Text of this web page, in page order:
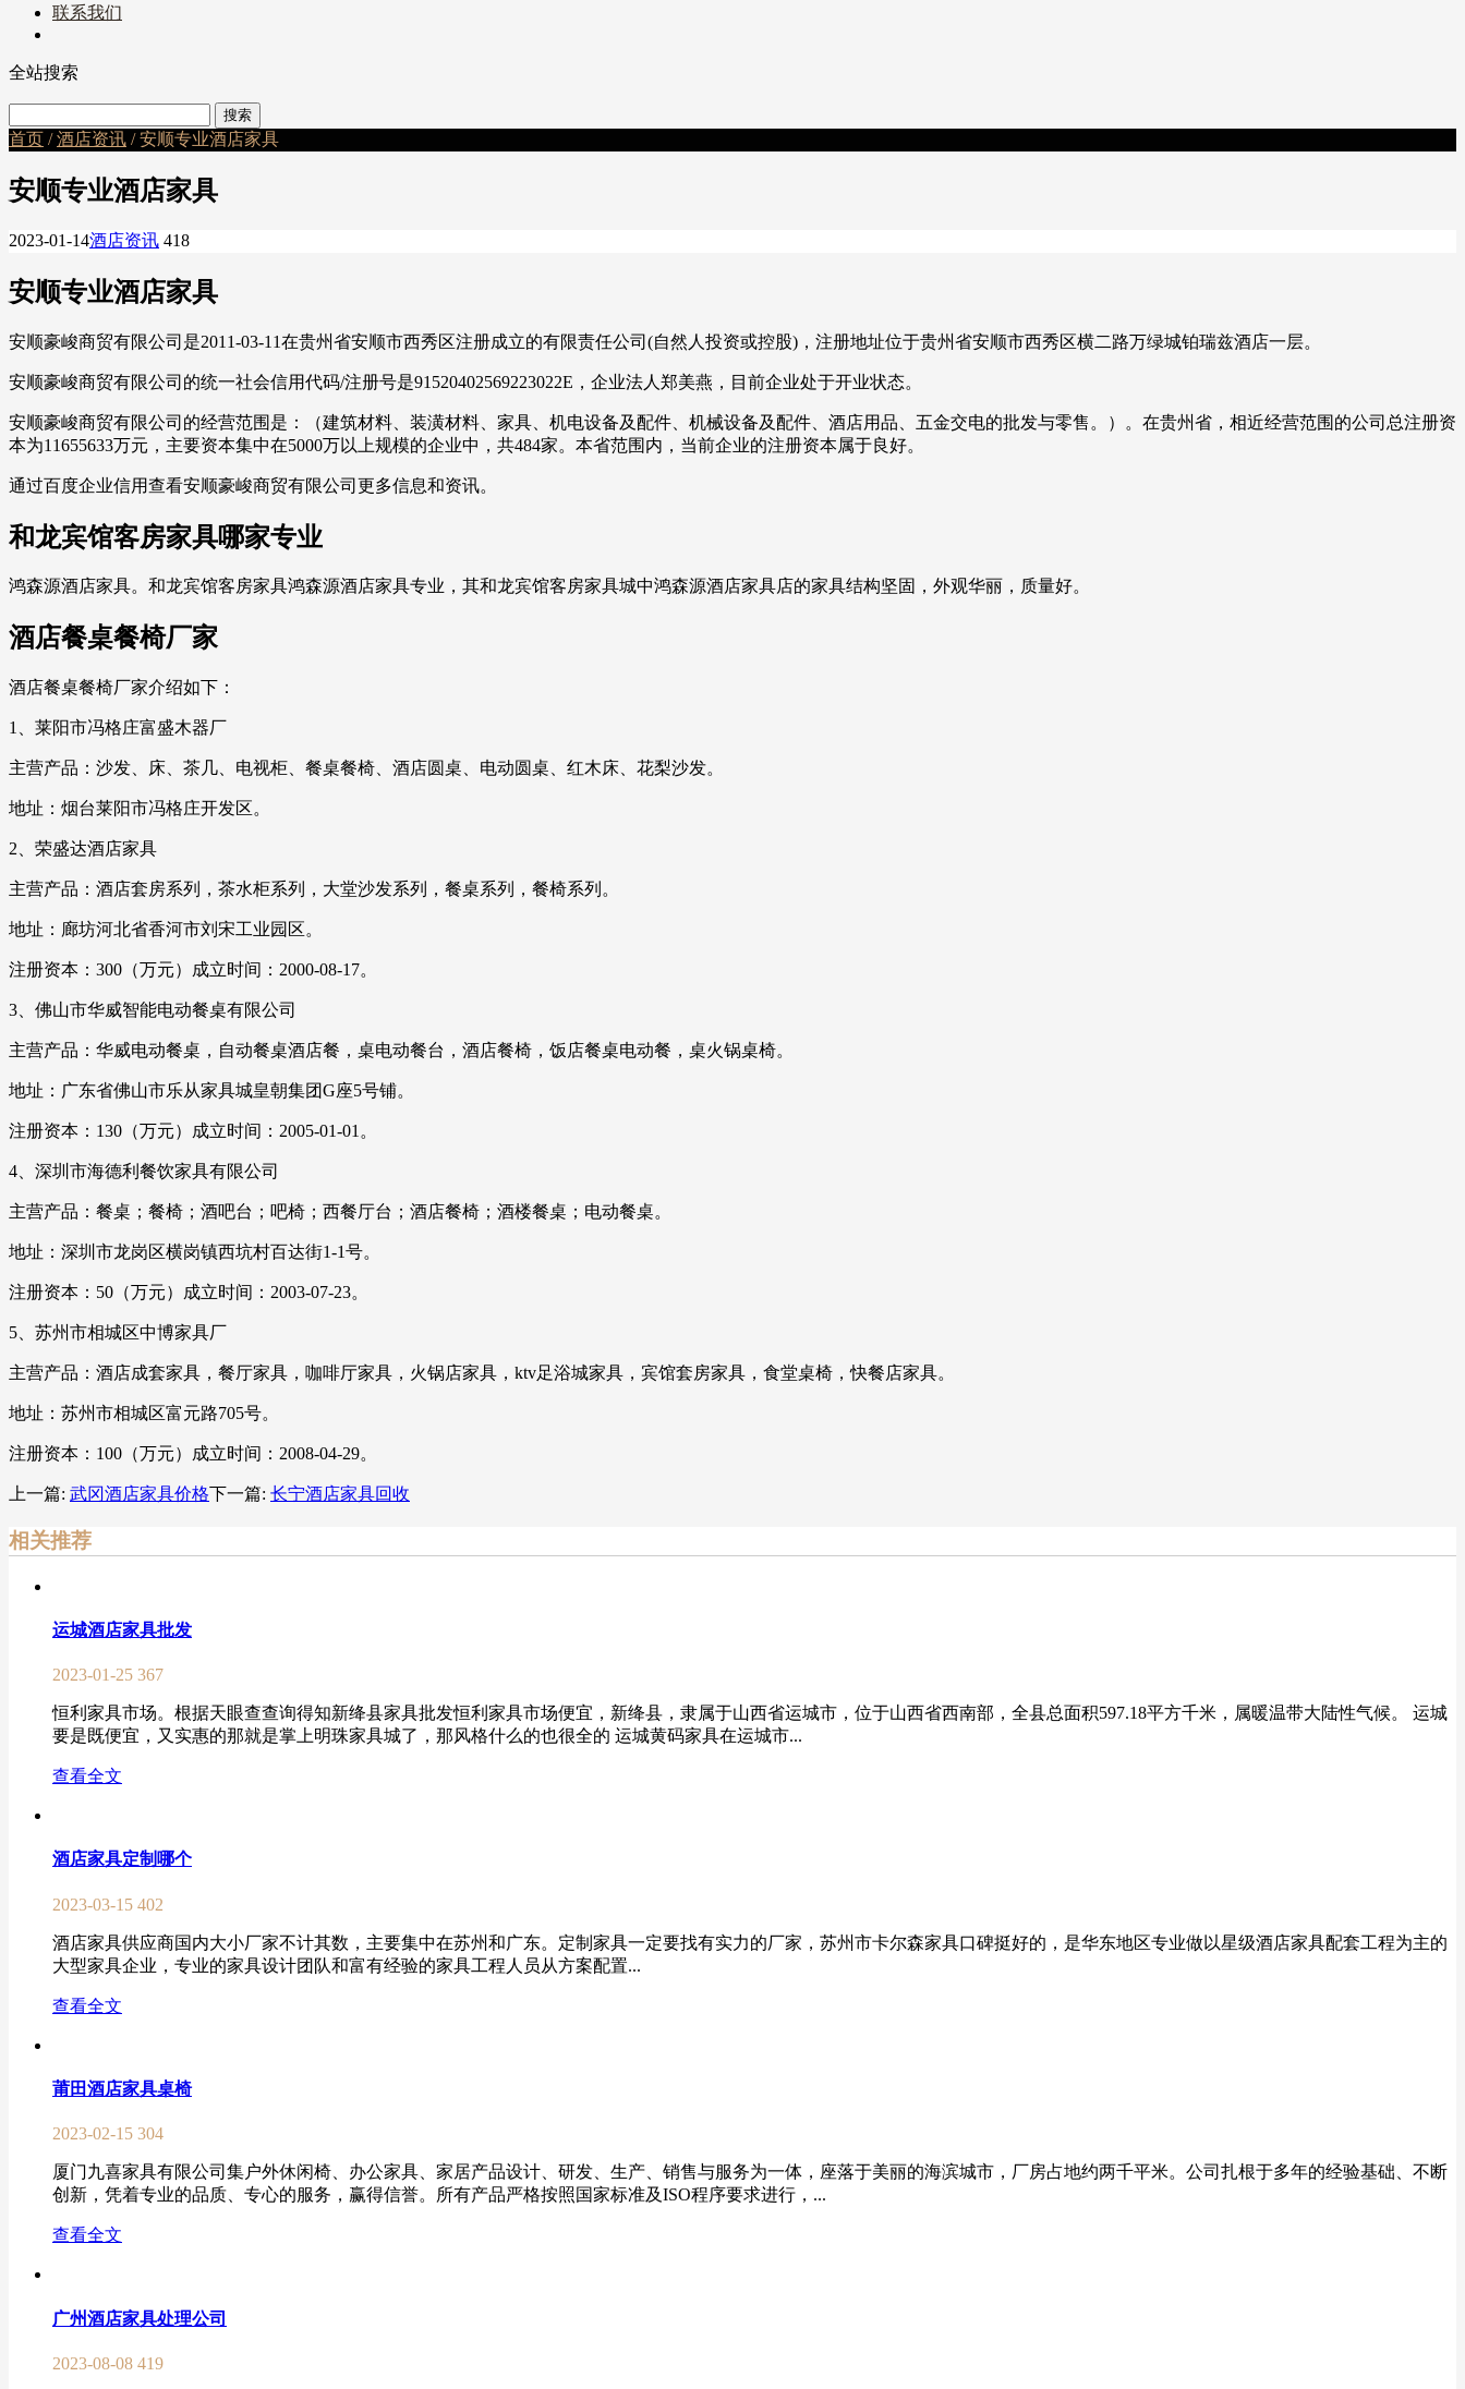
联系我们
全站搜索
首页 /酒店资讯 / 安顺专业酒店家具
安顺专业酒店家具
2023-01-14酒店资讯 418
安顺专业酒店家具
安顺豪峻商贸有限公司是2011-03-11在贵州省安顺市西秀区注册成立的有限责任公司(自然人投资或控股)，注册地址位于贵州省安顺市西秀区横二路万绿城铂瑞兹酒店一层。
安顺豪峻商贸有限公司的统一社会信用代码/注册号是91520402569223022E，企业法人郑美燕，目前企业处于开业状态。
安顺豪峻商贸有限公司的经营范围是：（建筑材料、装潢材料、家具、机电设备及配件、机械设备及配件、酒店用品、五金交电的批发与零售。）。在贵州省，相近经营范围的公司总注册资
本为11655633万元，主要资本集中在5000万以上规模的企业中，共484家。本省范围内，当前企业的注册资本属于良好。
通过百度企业信用查看安顺豪峻商贸有限公司更多信息和资讯。
和龙宾馆客房家具哪家专业
鸿森源酒店家具。和龙宾馆客房家具鸿森源酒店家具专业，其和龙宾馆客房家具城中鸿森源酒店家具店的家具结构坚固，外观华丽，质量好。
酒店餐桌餐椅厂家
酒店餐桌餐椅厂家介绍如下：
1、莱阳市冯格庄富盛木器厂
主营产品：沙发、床、茶几、电视柜、餐桌餐椅、酒店圆桌、电动圆桌、红木床、花梨沙发。
地址：烟台莱阳市冯格庄开发区。
2、荣盛达酒店家具
主营产品：酒店套房系列，茶水柜系列，大堂沙发系列，餐桌系列，餐椅系列。
地址：廊坊河北省香河市刘宋工业园区。
注册资本：300（万元）成立时间：2000-08-17。
3、佛山市华威智能电动餐桌有限公司
主营产品：华威电动餐桌，自动餐桌酒店餐，桌电动餐台，酒店餐椅，饭店餐桌电动餐，桌火锅桌椅。
地址：广东省佛山市乐从家具城皇朝集团G座5号铺。
注册资本：130（万元）成立时间：2005-01-01。
4、深圳市海德利餐饮家具有限公司
主营产品：餐桌；餐椅；酒吧台；吧椅；西餐厅台；酒店餐椅；酒楼餐桌；电动餐桌。
地址：深圳市龙岗区横岗镇西坑村百达街1-1号。
注册资本：50（万元）成立时间：2003-07-23。
5、苏州市相城区中博家具厂
主营产品：酒店成套家具，餐厅家具，咖啡厅家具，火锅店家具，ktv足浴城家具，宾馆套房家具，食堂桌椅，快餐店家具。
地址：苏州市相城区富元路705号。
注册资本：100（万元）成立时间：2008-04-29。
上一篇: 武冈酒店家具价格下一篇: 长宁酒店家具回收
相关推荐
运城酒店家具批发
2023-01-25 367
恒利家具市场。根据天眼查查询得知新绛县家具批发恒利家具市场便宜，新绛县，隶属于山西省运城市，位于山西省西南部，全县总面积597.18平方千米，属暖温带大陆性气候。 运城
要是既便宜，又实惠的那就是掌上明珠家具城了，那风格什么的也很全的 运城黄码家具在运城市...
查看全文
酒店家具定制哪个
2023-03-15 402
酒店家具供应商国内大小厂家不计其数，主要集中在苏州和广东。定制家具一定要找有实力的厂家，苏州市卡尔森家具口碑挺好的，是华东地区专业做以星级酒店家具配套工程为主的
大型家具企业，专业的家具设计团队和富有经验的家具工程人员从方案配置...
查看全文
莆田酒店家具桌椅
2023-02-15 304
厦门九喜家具有限公司集户外休闲椅、办公家具、家居产品设计、研发、生产、销售与服务为一体，座落于美丽的海滨城市，厂房占地约两千平米。公司扎根于多年的经验基础、不断
创新，凭着专业的品质、专心的服务，赢得信誉。所有产品严格按照国家标准及ISO程序要求进行，...
查看全文
广州酒店家具处理公司
2023-08-08 419